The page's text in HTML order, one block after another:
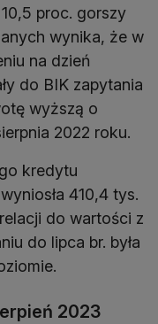
proc. gorszy
wynika, że w
na dzień
do BIK zapytania
wyższą o
kredytu
410,4 tys.
do wartości z
do lipca br. była
2023